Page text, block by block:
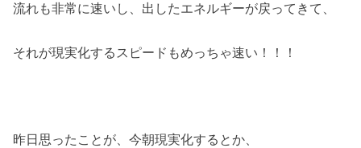
流れも非常に速いし、出したエネルギーが戻ってきて、
それが現実化するスピードもめっちゃ速い！！！
昨日思ったことが、今朝現実化するとか、